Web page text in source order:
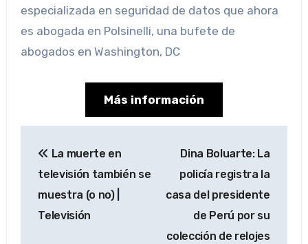
especializada en seguridad de datos que ahora
es abogada en Polsinelli, una bufete de
abogados en Washington, DC
Más información
de
entradas
La muerte en
televisión también se
muestra (o no) |
Televisión
Dina Boluarte: La
policía registra la
casa del presidente
de Perú por su
colección de relojes